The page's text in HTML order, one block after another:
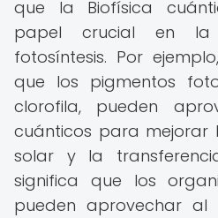
que la Biofísica
papel crucial en
fotosíntesis. Por
que los pigmentos
clorofila, pueden
cuánticos para
solar y la
significa que los
pueden aprovechar al